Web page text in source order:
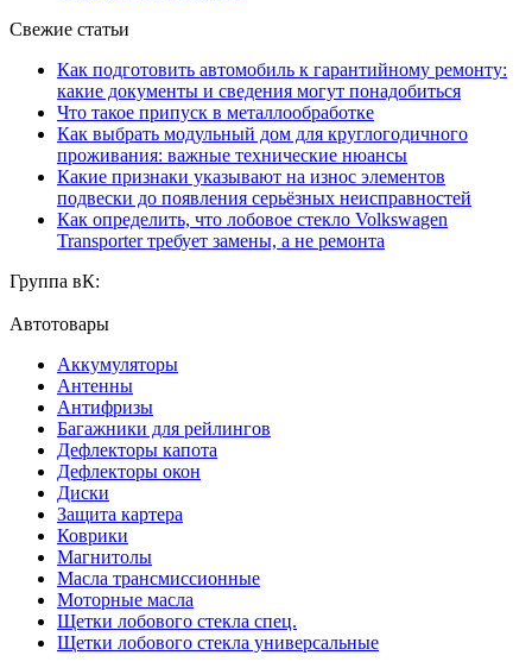
Свежие статьи
Как подготовить автомобиль к гарантийному ремонту:
какие документы и сведения могут понадобиться
Что такое припуск в металлообработке
Как выбрать модульный дом для круглогодичного
проживания: важные технические нюансы
Какие признаки указывают на износ элементов
подвески до появления серьёзных неисправностей
Как определить, что лобовое стекло Volkswagen
Transporter требует замены, а не ремонта
Группа вК:
Автотовары
Аккумуляторы
Антенны
Антифризы
Багажники для рейлингов
Дефлекторы капота
Дефлекторы окон
Диски
Защита картера
Коврики
Магнитолы
Масла трансмиссионные
Моторные масла
Щетки лобового стекла спец.
Щетки лобового стекла универсальные